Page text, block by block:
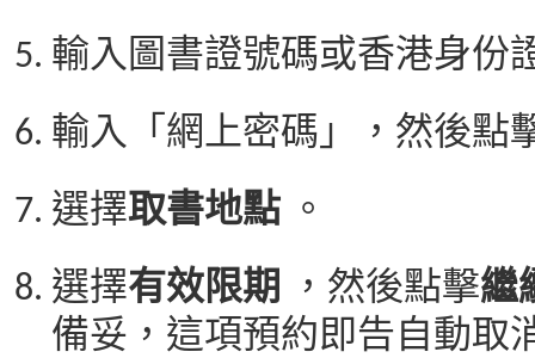
輸入圖書證號碼或香港身份
輸入「網上密碼」，然後點
選擇取書地點 。
選擇有效限期 ，然後點擊繼
備妥，這項預約即告自動取